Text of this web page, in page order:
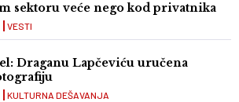
sektoru veće nego kod privatnika
VESTI
Draganu Lapčeviću uručena
KULTURNA DEŠAVANJA